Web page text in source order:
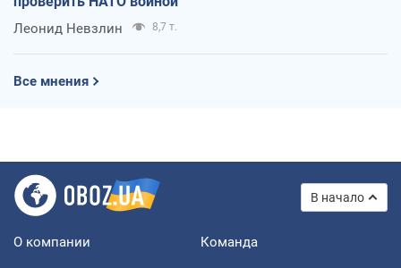
Леонид Невзлин 8,7 т.
Все мнения
В начало
О компании Команда